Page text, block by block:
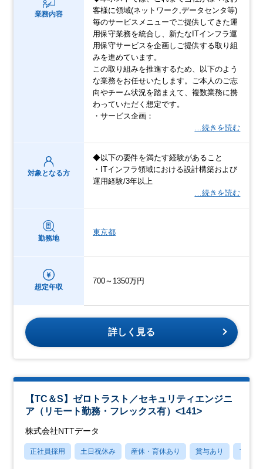
業務内容
客様に領域(ネットワーク,データセンタ等)
毎のサービスメニューでご提供してきた運
用保守業務を統合し、新たなITインフラ運
用保守サービスを企画しご提供する取り組
みを進めています。
この取り組みを推進するため、以下のよう
な業務をお任せいたします。ご本人のご志
向やチーム状況を踏まえて、複数業務に携
わっていただく想定です。
・サービス企画：
…続きを読む
対象となる方
◆以下の要件を満たす経験があること
・ITインフラ領域における設計構築および
運用経験/3年以上
…続きを読む
勤務地
東京都
想定年収
700～1350万円
詳しく見る
【TC＆S】ゼロトラスト／セキュリティエンジニ
ア（リモート勤務・フレックス有）<141>
株式会社NTTデータ
正社員採用 土日祝休み 産休・育休あり 賞与あり フレッ